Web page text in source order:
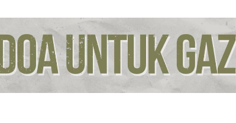
Dokumentasi Pelanggaran Israel di
Baitulmaqdis Timur
Hampir 20 Negara Islam
Pertimbang Tindakan Kolektif
Tangani Pelanggaran Israel di Al-